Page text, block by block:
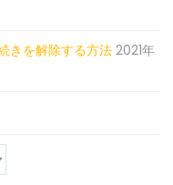
きを解除する方法 2021年